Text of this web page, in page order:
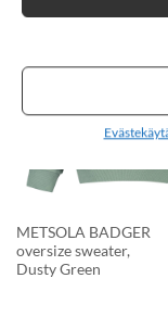
METSOLA BADGER
oversize sweater,
Dusty Green